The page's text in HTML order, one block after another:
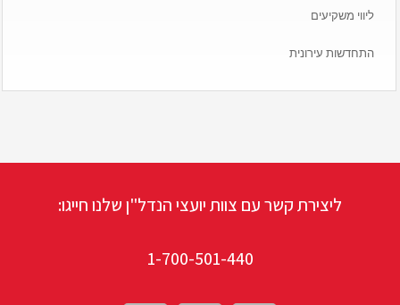
ליווי משקיעים
התחדשות עירונית
ליצירת קשר עם צוות יועצי הנדל"ן שלנו חייגו:
1-700-501-440